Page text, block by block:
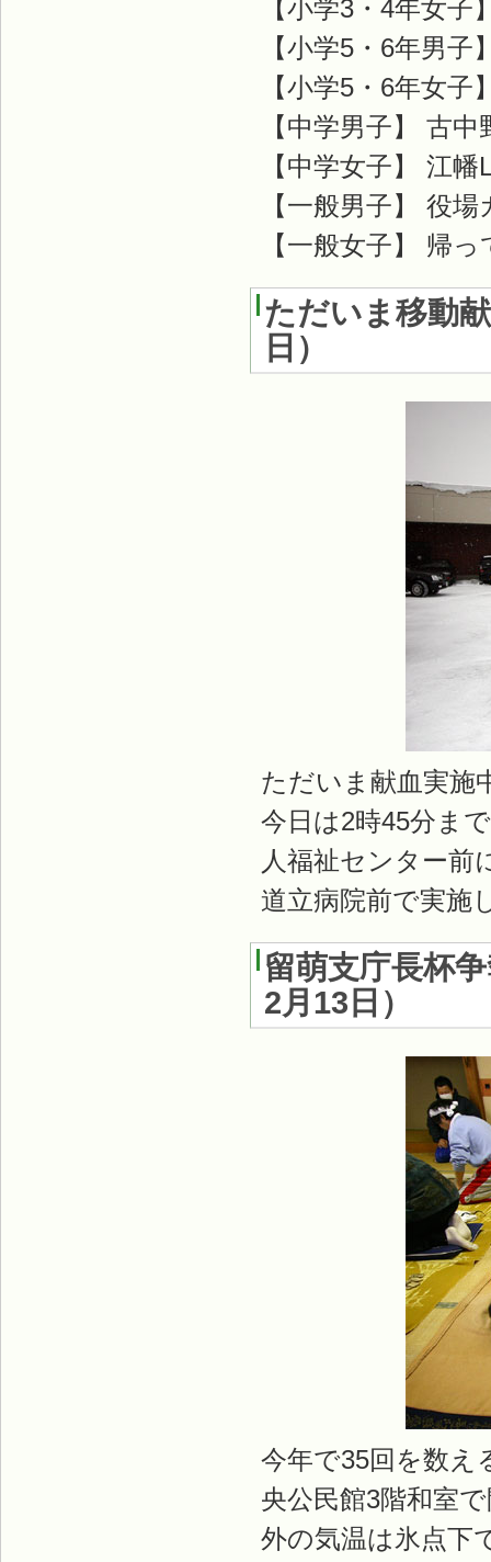
【小学3・4年女
【小学5・6年男
【小学5・6年女子
【中学男子】 古中
【中学女子】 江幡
【一般男子】 役
【一般女子】 帰
ただいま移動
日 ）
ただいま献血実施
今日は2時45分ま
人福祉センター前
道立病院前で実施
留萌支庁長杯
2月13日 ）
今年で35回を数え
央公民館3階和室
外の気温は氷点下